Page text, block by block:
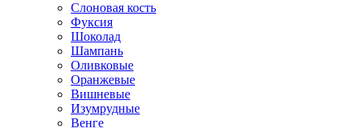
Слоновая кость
Фуксия
Шоколад
Шампань
Оливковые
Оранжевые
Вишневые
Изумрудные
Венге